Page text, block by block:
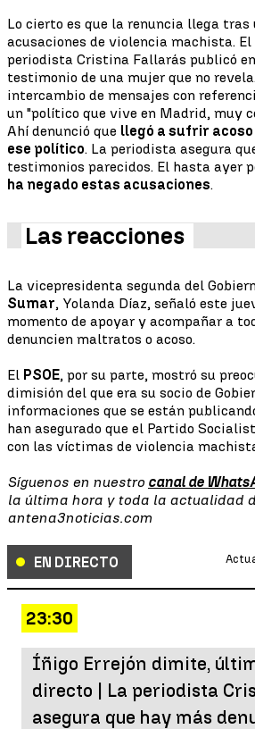
Lo cierto es que la renuncia llega tras
acusaciones de violencia machista.
periodista Cristina Fallarás publicó
testimonio de una mujer que no
intercambio de mensajes con
un "político que vive en Madrid, muy
Ahí denunció que llegó a sufrir
ese político. La periodista asegura
testimonios parecidos. El hasta ayer
ha negado estas acusaciones.
Las reacciones
La vicepresidenta segunda del
Sumar, Yolanda Díaz, señaló este
momento de apoyar y acompañar a
denuncien maltratos o acoso.
El PSOE, por su parte, mostró su
dimisión del que era su socio de
informaciones que se están
han asegurado que el Partido
con las víctimas de violencia
Síguenos en nuestro canal de
la última hora y toda la actualidad
antena3noticias.com
EN DIRECTO
23:30
Íñigo Errejón dimite,
directo | La periodista
asegura que hay más